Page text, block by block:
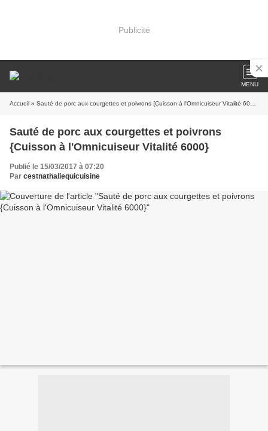
Publicité
MENU
Accueil » Sauté de porc aux courgettes et poivrons {Cuisson à l'Omnicuiseur Vitalité 6000}
Sauté de porc aux courgettes et poivrons
{Cuisson à l'Omnicuiseur Vitalité 6000}
Publié le 15/03/2017 à 07:20
Par cestnathaliequicuisine